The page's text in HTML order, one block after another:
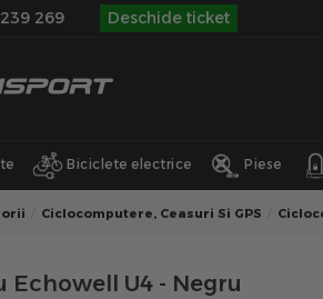
269 Deschide ticket
Biciclete electrice Piese
Ciclocomputere, Ceasuri Si GPS
Echowell U4 - Negru